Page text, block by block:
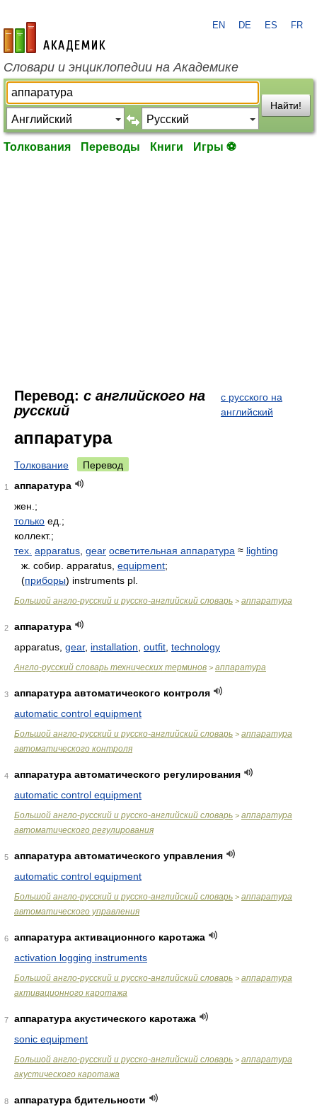
academic.ru
EN DE ES FR
Словари и энциклопедии на Академике
Найти!
Толкования Переводы Книги Игры ⚽
Перевод: с английского на
русский
с русского на
английский
аппаратура
Толкование Перевод
1
аппаратура
жен.;
только ед.;
коллект.;
тех. apparatus gear осветительная аппаратура ≈ lighting
ж. собир. apparatus, equipment;
(приборы) instruments pl.
Большой англо-русский и русско-английский словарь > аппаратура
2
аппаратура
apparatus, gear, installation outfit technology
Англо-русский словарь технических терминов > аппаратура
3
аппаратура автоматического контроля
automatic control equipment
Большой англо-русский и русско-английский словарь > аппаратура
автоматического контроля
4
аппаратура автоматического регулирования
automatic control equipment
Большой англо-русский и русско-английский словарь > аппаратура
автоматического регулирования
5
аппаратура автоматического управления
automatic control equipment
Большой англо-русский и русско-английский словарь > аппаратура
автоматического управления
6
аппаратура активационного каротажа
activation logging instruments
Большой англо-русский и русско-английский словарь > аппаратура
активационного каротажа
7
аппаратура акустического каротажа
sonic equipment
Большой англо-русский и русско-английский словарь > аппаратура
акустического каротажа
8
аппаратура бдительности